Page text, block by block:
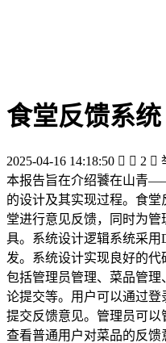
食堂反馈系统
2025-04-16 14:18:50   2 
本报告旨在介绍饕在山青
的设计及其实现过程。食
堂进行意见反馈，同时为
具。系统设计逻辑系统采用
发。系统设计实现良好的
包括管理员管理、菜品管
论提交等。用户可以通过
提交反馈意见。管理员可
查看普通用户对菜品的反馈